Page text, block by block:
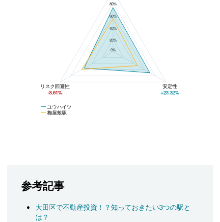
80%
60%
40%
20%
0%
ユウハイツ
梅屋敷駅
リスク回避性
-3.61%
安定性
+23.32%
参考記事
大田区で不動産投資！？知っておきたい3つの駅と
は？